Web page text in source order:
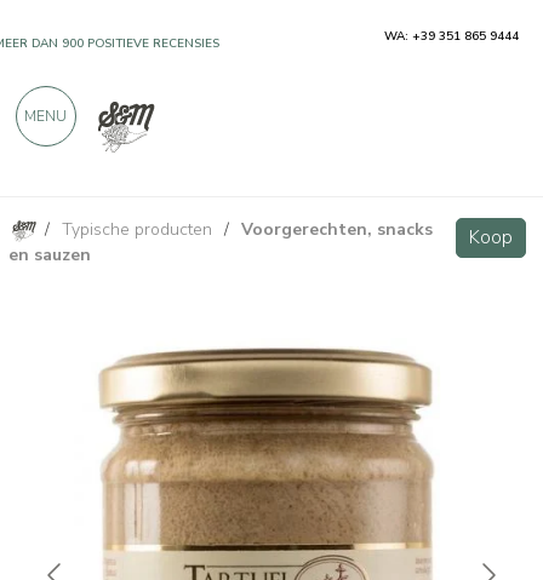
/ Typische producten / Voorgerechten, snacks
en sauzen
Koop
Crème met eekhoorntjesbrood 180 g Koop
DAN 900 POSITIEVE RECENSIES WA: +39 351 865 9444
MENU